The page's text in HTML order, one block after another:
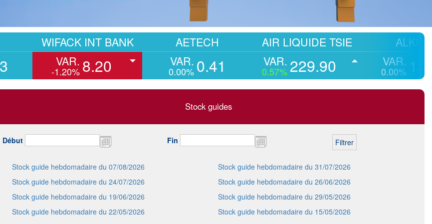
AETECH
0.41
AIR LIQUIDE TSIE
229.90
ALKIMIA
VAR.
13.50
WIFACK INT BANK
8.20
Stock guides
Début Fin
Stock guide hebdomadaire du 07/08/2026
Stock guide hebdomadaire du 31/07/2026
Stock guide hebdomadaire du 24/07/2026
Stock guide hebdomadaire du 26/06/2026
Stock guide hebdomadaire du 19/06/2026
Stock guide hebdomadaire du 29/05/2026
Stock guide hebdomadaire du 22/05/2026
Stock guide hebdomadaire du 15/05/2026